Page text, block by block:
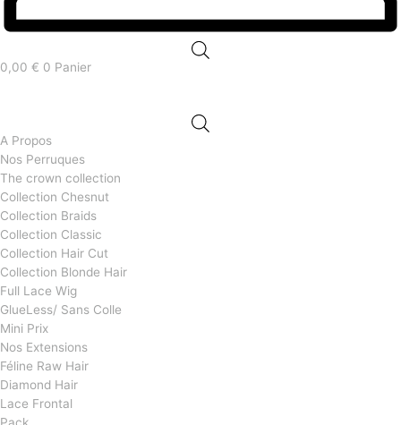
0,00 € 0 Panier
A Propos
Nos Perruques
The crown collection
Collection Chesnut
Collection Braids
Collection Classic
Collection Hair Cut
Collection Blonde Hair
Full Lace Wig
GlueLess/ Sans Colle
Mini Prix
Nos Extensions
Féline Raw Hair
Diamond Hair
Lace Frontal